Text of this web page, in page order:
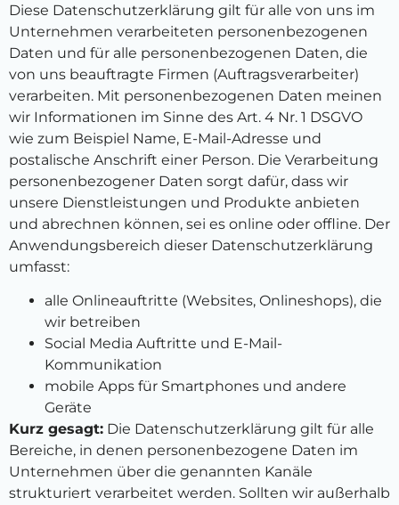
Diese Datenschutzerklärung gilt für alle von uns im
Unternehmen verarbeiteten personenbezogenen
Daten und für alle personenbezogenen Daten, die
von uns beauftragte Firmen (Auftragsverarbeiter)
verarbeiten. Mit personenbezogenen Daten meinen
wir Informationen im Sinne des Art. 4 Nr. 1 DSGVO
wie zum Beispiel Name, E-Mail-Adresse und
postalische Anschrift einer Person. Die Verarbeitung
personenbezogener Daten sorgt dafür, dass wir
unsere Dienstleistungen und Produkte anbieten
und abrechnen können, sei es online oder offline. Der
Anwendungsbereich dieser Datenschutzerklärung
umfasst:
alle Onlineauftritte (Websites, Onlineshops), die
wir betreiben
Social Media Auftritte und E-Mail-
Kommunikation
mobile Apps für Smartphones und andere
Geräte
Kurz gesagt: Die Datenschutzerklärung gilt für alle
Bereiche, in denen personenbezogene Daten im
Unternehmen über die genannten Kanäle
strukturiert verarbeitet werden. Sollten wir außerhalb